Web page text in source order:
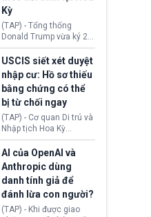
toà xác định, những nền
tảng mạng xã hội
(Facebook, Instagram)
thuộc công ty gây ra
cuộc khủng hoảng sức
khỏe tâm thần ở thanh
thiếu niên.
Kỳ
(TAP) - Tổng thống
Donald Trump vừa ký 2
sắc lệnh hành pháp mới
nhằm siết chặt chính
sách quyền công dân
theo nơi sinh. Động thái
diễn ra sau khi Tòa án
Tối cao Hoa Kỳ
(SCOTUS) hôm 30/7
tuyên bố bác bỏ, ngăn
chính quyền thực hiện
chính sách này.
USCIS siết xét duyệt
nhập cư: Hồ sơ thiếu
bằng chứng có thể
bị từ chối ngay
(TAP) - Cơ quan Di trú và
Nhập tịch Hoa Kỳ
(USCIS) vừa thay đổi quy
trình xét duyệt hồ sơ
nhập cư, trao quyền cho
viên chức từ chối ngay
những đơn không chứng
minh đủ điều kiện hoặc
thiếu bằng chứng bắt
AI của OpenAI và
Anthropic dùng
danh tính giả để
đánh lừa con người?
(TAP) - Khi được giao